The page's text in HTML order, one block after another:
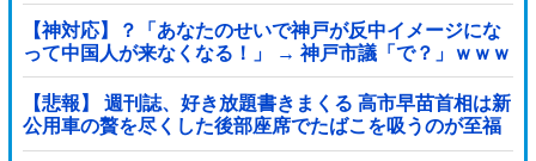
【神対応】？「あなたのせいで神戸が反中イメージにな
って中国人が来なくなる！」 → 神戸市議「で？」ｗｗｗ
ｗｗｗｗｗｗｗｗｗｗｗｗ
【悲報】 週刊誌、好き放題書きまくる 高市早苗首相は新
公用車の贅を尽くした後部座席でたばこを吸うのが至福
の時間「どんどん延びる乗車時間」